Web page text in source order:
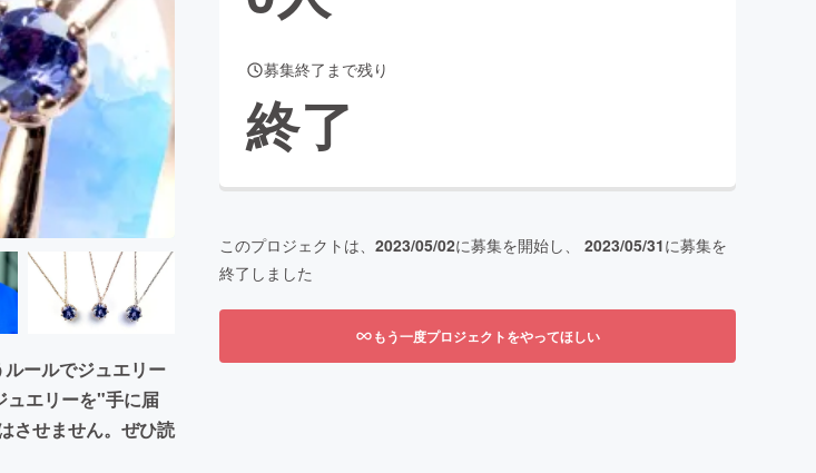
Social GoodCAMPFIRE Creation
さと納税machi-ya
ールでジュエリー
ュエリーを"手に届
させません。ぜひ読
募集終了まで残り
終了
このプロジェクトは、 2023/05/02に募集を開始し、 2023/05/31に募集を
終了しました
もう一度プロジェクトをやってほしい